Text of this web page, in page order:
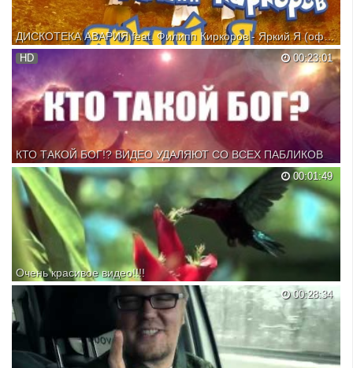
ДИСКОТЕКА АВАРИЯ feat. Филипп Киркоров - Яркий Я (официальный клип, 2016)
Подписывайся: ! Доступно в iTunes: Качай в свой гаджет Музыка:
Алексей Рыжов/Владимир Чиняев Текст: Алексей Рыжов
Производство: Nice Day Production Режиссер: Антон Родин
Оператор: Тимофей Кейтон Идея и сценарий: Окунев Валерий,
Куропятников...
00:23:01
HD
КТО ТАКОЙ БОГ!? ВИДЕО УДАЛЯЮТ СО ВСЕХ ПАБЛИКОВ
00:01:49
Очень красивое видео!!!!
Природа 00:28:34